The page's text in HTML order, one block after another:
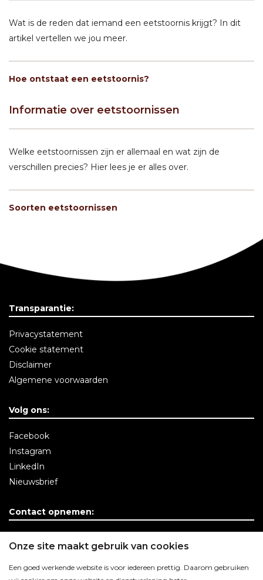
Onze site maakt gebruik van cookies
Een goed werkende website is voor iedereen prettig. Daarom gebruiken
Wat is de reden dat iemand een eetstoornis krijgt? In dit
artikel vertellen we jou meer.
Hoe ontstaat een eetstoornis?
Informatie over eetstoornissen
Welke eetstoornissen zijn er allemaal en wat zijn de
verschillen precies? Hier lees je er alles over.
Soorten eetstoornissen
Transparantie:
Privacystatement
Cookie statement
Disclaimer
Algemene voorwaarden
Volg ons:
Facebook
Instagram
LinkedIn
Nieuwsbrief
Contact opnemen: